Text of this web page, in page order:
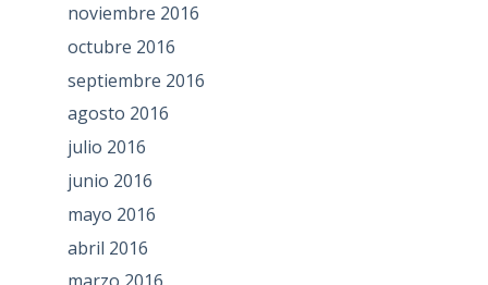
noviembre 2016
octubre 2016
septiembre 2016
agosto 2016
julio 2016
junio 2016
mayo 2016
abril 2016